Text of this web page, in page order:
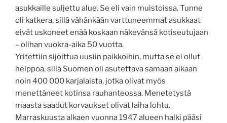
asukkaille suljettu alue. Se eli vain muistoissa. Tunne
oli katkera, sillä vähänkään varttuneemmat asukkaat
eivät uskoneet enää koskaan näkevänsä kotiseutujaan
– olihan vuokra-aika 50 vuotta.
Yritettiin sijoittua uusiin paikkoihin, mutta se ei ollut
helppoa, sillä Suomen oli asutettava samaan aikaan
noin 400 000 karjalaista, jotka olivat myös
menettäneet kotinsa rauhanteossa. Menetetystä
maasta saadut korvaukset olivat laiha lohtu.
Marraskuusta alkaen vuonna 1947 alueen halki pääsi